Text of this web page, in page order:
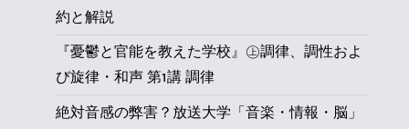
約と解説
『憂鬱と官能を教えた学校』㊤調律、調性およ
び旋律・和声 第1講 調律
絶対音感の弊害？放送大学「音楽・情報・脳」